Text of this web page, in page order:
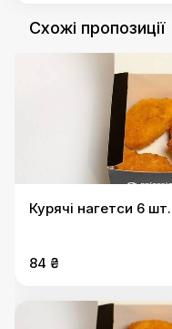
Схожі пропозиції
Курячі нагетси 6 шт.
84 ₴